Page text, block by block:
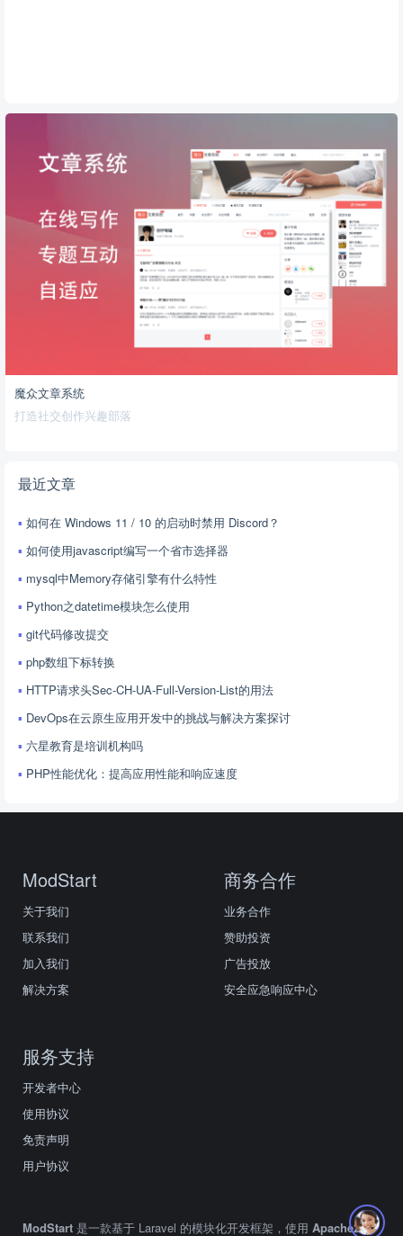
魔众文章系统
打造社交创作兴趣部落
最近文章
如何在 Windows 11 / 10 的启动时禁用 Discord？
如何使用javascript编写一个省市选择器
mysql中Memory存储引擎有什么特性
Python之datetime模块怎么使用
git代码修改提交
php数组下标转换
HTTP请求头Sec-CH-UA-Full-Version-List的用法
DevOps在云原生应用开发中的挑战与解决方案探讨
六星教育是培训机构吗
PHP性能优化：提高应用性能和响应速度
ModStart
关于我们
联系我们
加入我们
解决方案
商务合作
业务合作
赞助投资
广告投放
安全应急响应中心
服务支持
开发者中心
使用协议
免责声明
用户协议
ModStart 是一款基于 Laravel 的模块化开发框架，使用 Apache2.0